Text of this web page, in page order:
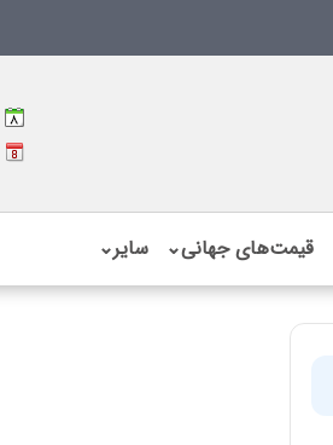
قیمت‌های جهانی⌄ سایر⌄